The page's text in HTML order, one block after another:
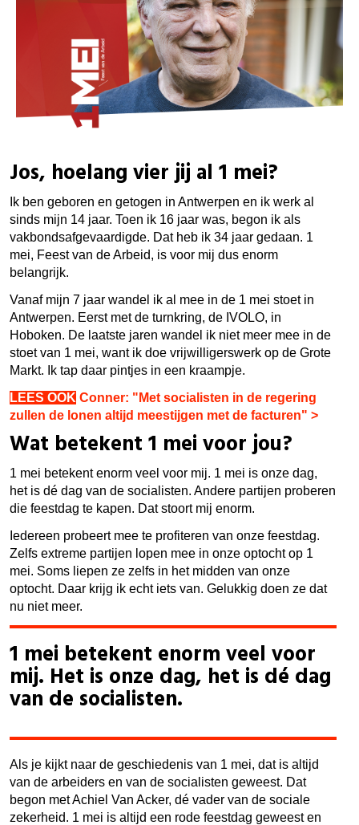
Jos, hoelang vier jij al 1 mei?
Ik ben geboren en getogen in Antwerpen en ik werk al
sinds mijn 14 jaar. Toen ik 16 jaar was, begon ik als
vakbondsafgevaardigde. Dat heb ik 34 jaar gedaan. 1
mei, Feest van de Arbeid, is voor mij dus enorm
belangrijk.
Vanaf mijn 7 jaar wandel ik al mee in de 1 mei stoet in
Antwerpen. Eerst met de turnkring, de IVOLO, in
Hoboken. De laatste jaren wandel ik niet meer mee in de
stoet van 1 mei, want ik doe vrijwilligerswerk op de Grote
Markt. Ik tap daar pintjes in een kraampje.
LEES OOK Conner: "Met socialisten in de regering
zullen de lonen altijd meestijgen met de facturen" >
Wat betekent 1 mei voor jou?
1 mei betekent enorm veel voor mij. 1 mei is onze dag,
het is dé dag van de socialisten. Andere partijen proberen
die feestdag te kapen. Dat stoort mij enorm.
Iedereen probeert mee te profiteren van onze feestdag.
Zelfs extreme partijen lopen mee in onze optocht op 1
mei. Soms liepen ze zelfs in het midden van onze
optocht. Daar krijg ik echt iets van. Gelukkig doen ze dat
nu niet meer.
1 mei betekent enorm veel voor
mij. Het is onze dag, het is dé dag
van de socialisten.
Als je kijkt naar de geschiedenis van 1 mei, dat is altijd
van de arbeiders en van de socialisten geweest. Dat
begon metAchiel Van Acker, dé vader van de sociale
zekerheid. 1 mei is altijd een rode feestdag geweest en